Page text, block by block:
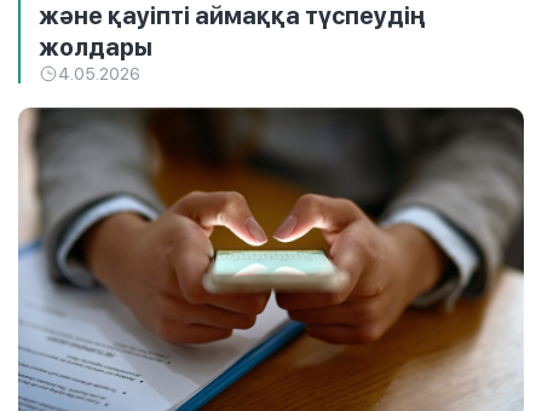
және қауіпті аймаққа түспеудің
жолдары
4.05.2026